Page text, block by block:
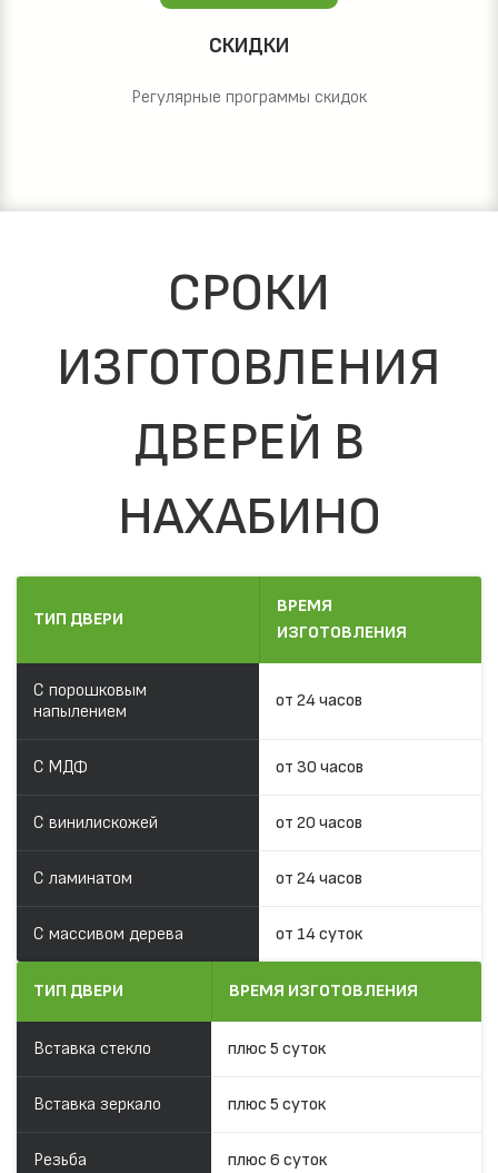
СКИДКИ
Регулярные программы скидок
СРОКИ
ИЗГОТОВЛЕНИЯ
ДВЕРЕЙ В
НАХАБИНО
ТИП ДВЕРИ
ВРЕМЯ
ИЗГОТОВЛЕНИЯ
С порошковым
напылением
от 24 часов
С МДФ от 30 часов
С винилискожей от 20 часов
С ламинатом от 24 часов
С массивом дерева от 14 суток
ТИП ДВЕРИ ВРЕМЯ ИЗГОТОВЛЕНИЯ
Вставка стекло плюс 5 суток
Вставка зеркало плюс 5 суток
Резьба плюс 6 суток